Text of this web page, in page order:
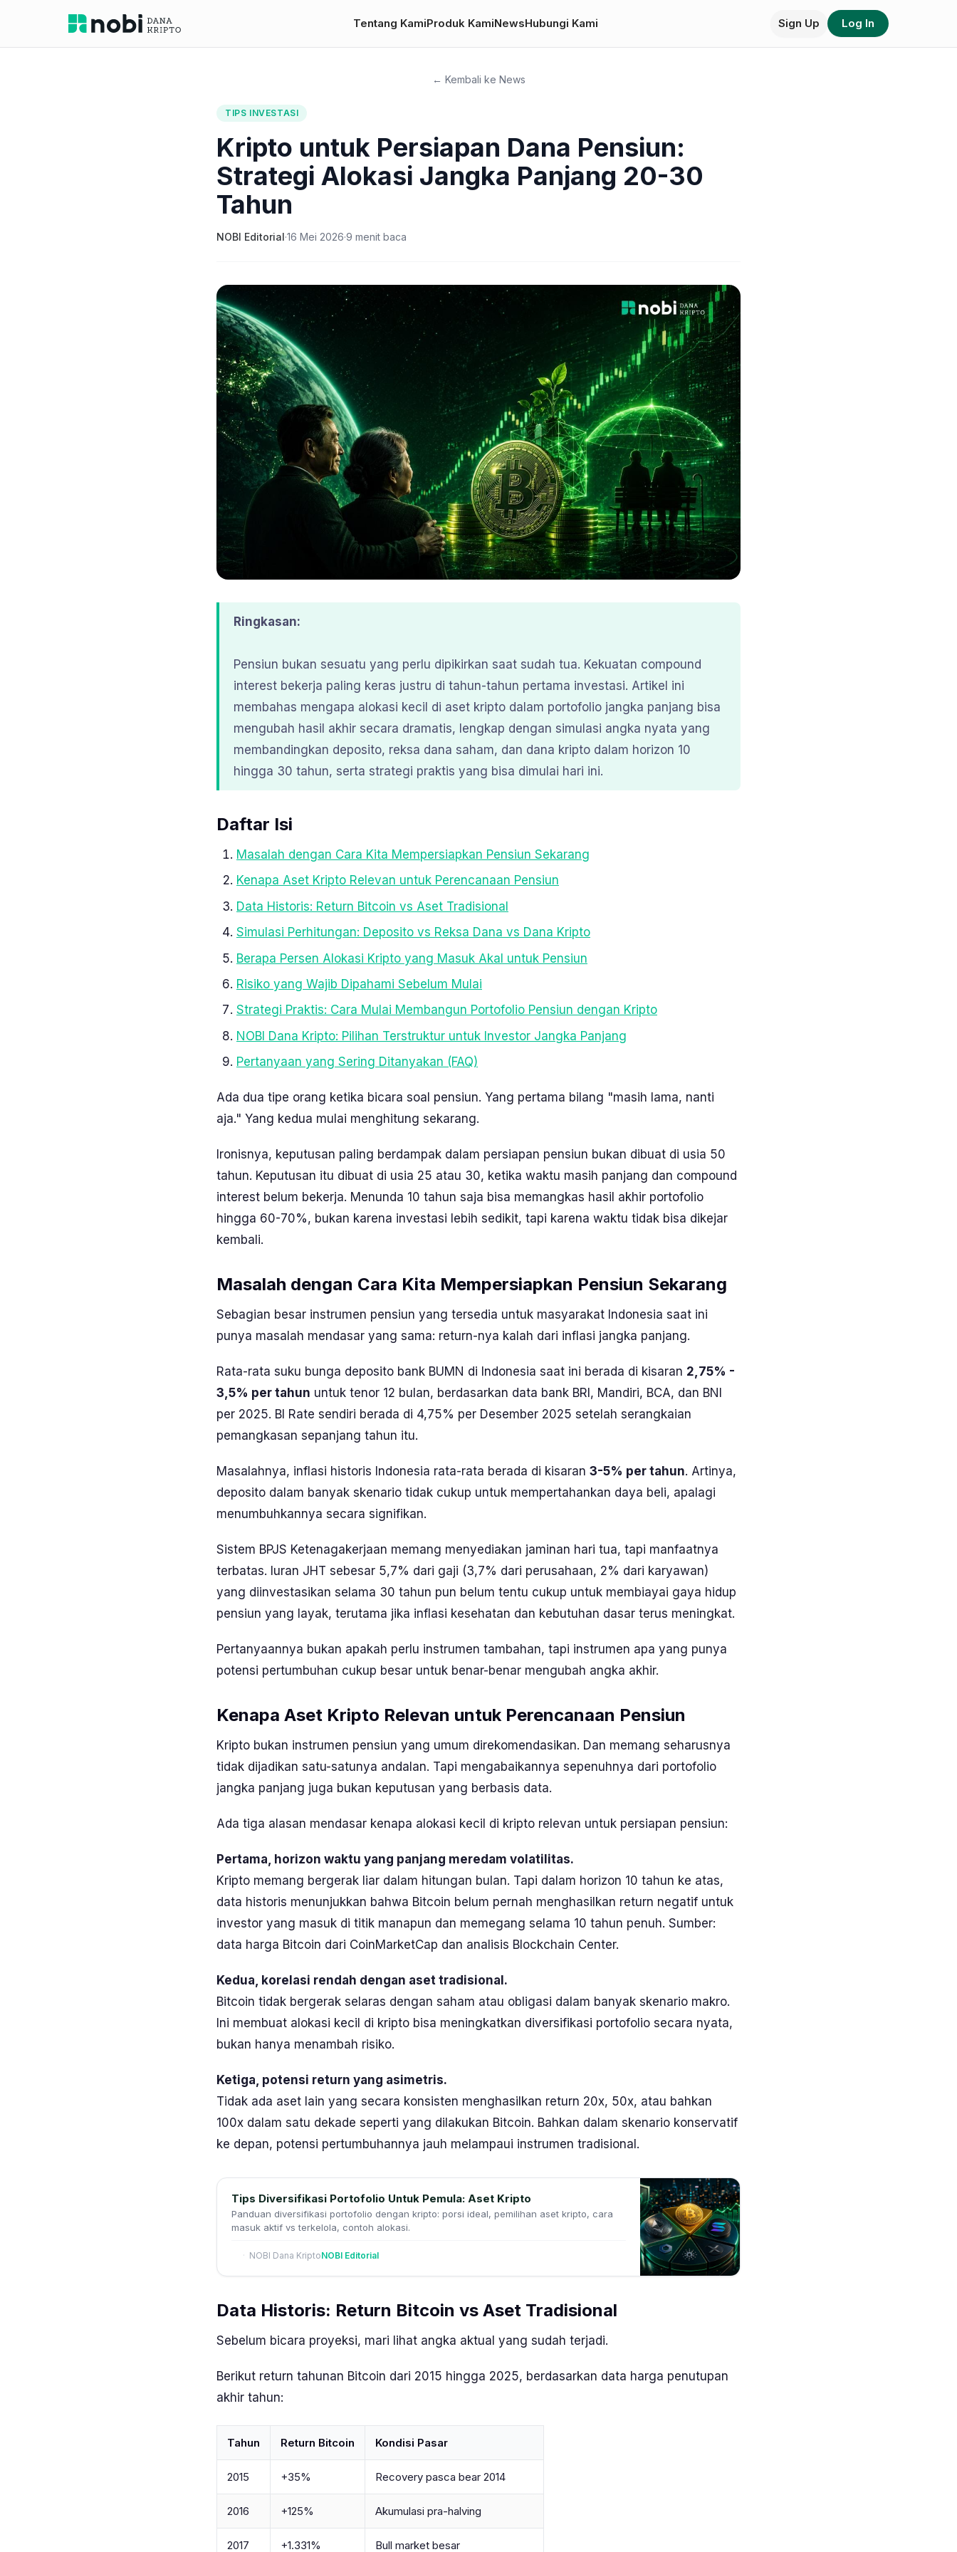
Tentang KamiProduk KamiNewsHubungi Kami Sign Up Log In
← Kembali ke News
TIPS INVESTASI
Kripto untuk Persiapan Dana Pensiun:
Strategi Alokasi Jangka Panjang 20-30
Tahun
NOBI Editorial·16 Mei 2026·9 menit baca
Ringkasan:
Pensiun bukan sesuatu yang perlu dipikirkan saat sudah tua. Kekuatan compound
interest bekerja paling keras justru di tahun-tahun pertama investasi. Artikel ini
membahas mengapa alokasi kecil di aset kripto dalam portofolio jangka panjang bisa
mengubah hasil akhir secara dramatis, lengkap dengan simulasi angka nyata yang
membandingkan deposito, reksa dana saham, dan dana kripto dalam horizon 10
hingga 30 tahun, serta strategi praktis yang bisa dimulai hari ini.
Daftar Isi
Masalah dengan Cara Kita Mempersiapkan Pensiun Sekarang
Kenapa Aset Kripto Relevan untuk Perencanaan Pensiun
Data Historis: Return Bitcoin vs Aset Tradisional
Simulasi Perhitungan: Deposito vs Reksa Dana vs Dana Kripto
Berapa Persen Alokasi Kripto yang Masuk Akal untuk Pensiun
Risiko yang Wajib Dipahami Sebelum Mulai
Strategi Praktis: Cara Mulai Membangun Portofolio Pensiun dengan Kripto
NOBI Dana Kripto: Pilihan Terstruktur untuk Investor Jangka Panjang
Pertanyaan yang Sering Ditanyakan (FAQ)
Ada dua tipe orang ketika bicara soal pensiun. Yang pertama bilang "masih lama, nanti
aja." Yang kedua mulai menghitung sekarang.
Ironisnya, keputusan paling berdampak dalam persiapan pensiun bukan dibuat di usia 50
tahun. Keputusan itu dibuat di usia 25 atau 30, ketika waktu masih panjang dan compound
interest belum bekerja. Menunda 10 tahun saja bisa memangkas hasil akhir portofolio
hingga 60-70%, bukan karena investasi lebih sedikit, tapi karena waktu tidak bisa dikejar
kembali.
Masalah dengan Cara Kita Mempersiapkan Pensiun Sekarang
Sebagian besar instrumen pensiun yang tersedia untuk masyarakat Indonesia saat ini
punya masalah mendasar yang sama: return-nya kalah dari inflasi jangka panjang.
Rata-rata suku bunga deposito bank BUMN di Indonesia saat ini berada di kisaran 2,75% -
3,5% per tahun untuk tenor 12 bulan, berdasarkan data bank BRI, Mandiri, BCA, dan BNI
per 2025. BI Rate sendiri berada di 4,75% per Desember 2025 setelah serangkaian
pemangkasan sepanjang tahun itu.
Masalahnya, inflasi historis Indonesia rata-rata berada di kisaran 3-5% per tahun. Artinya,
deposito dalam banyak skenario tidak cukup untuk mempertahankan daya beli, apalagi
menumbuhkannya secara signifikan.
Sistem BPJS Ketenagakerjaan memang menyediakan jaminan hari tua, tapi manfaatnya
terbatas. Iuran JHT sebesar 5,7% dari gaji (3,7% dari perusahaan, 2% dari karyawan)
yang diinvestasikan selama 30 tahun pun belum tentu cukup untuk membiayai gaya hidup
pensiun yang layak, terutama jika inflasi kesehatan dan kebutuhan dasar terus meningkat.
Pertanyaannya bukan apakah perlu instrumen tambahan, tapi instrumen apa yang punya
potensi pertumbuhan cukup besar untuk benar-benar mengubah angka akhir.
Kenapa Aset Kripto Relevan untuk Perencanaan Pensiun
Kripto bukan instrumen pensiun yang umum direkomendasikan. Dan memang seharusnya
tidak dijadikan satu-satunya andalan. Tapi mengabaikannya sepenuhnya dari portofolio
jangka panjang juga bukan keputusan yang berbasis data.
Ada tiga alasan mendasar kenapa alokasi kecil di kripto relevan untuk persiapan pensiun:
Pertama, horizon waktu yang panjang meredam volatilitas.
Kripto memang bergerak liar dalam hitungan bulan. Tapi dalam horizon 10 tahun ke atas,
data historis menunjukkan bahwa Bitcoin belum pernah menghasilkan return negatif untuk
investor yang masuk di titik manapun dan memegang selama 10 tahun penuh. Sumber:
data harga Bitcoin dari CoinMarketCap dan analisis Blockchain Center.
Kedua, korelasi rendah dengan aset tradisional.
Bitcoin tidak bergerak selaras dengan saham atau obligasi dalam banyak skenario makro.
Ini membuat alokasi kecil di kripto bisa meningkatkan diversifikasi portofolio secara nyata,
bukan hanya menambah risiko.
Ketiga, potensi return yang asimetris.
Tidak ada aset lain yang secara konsisten menghasilkan return 20x, 50x, atau bahkan
100x dalam satu dekade seperti yang dilakukan Bitcoin. Bahkan dalam skenario konservatif
ke depan, potensi pertumbuhannya jauh melampaui instrumen tradisional.
Tips Diversifikasi Portofolio Untuk Pemula: Aset Kripto
Panduan diversifikasi portofolio dengan kripto: porsi ideal, pemilihan aset kripto, cara
masuk aktif vs terkelola, contoh alokasi.
NOBI Dana KriptoNOBI Editorial
Data Historis: Return Bitcoin vs Aset Tradisional
Sebelum bicara proyeksi, mari lihat angka aktual yang sudah terjadi.
Berikut return tahunan Bitcoin dari 2015 hingga 2025, berdasarkan data harga penutupan
akhir tahun:
Tahun Return Bitcoin Kondisi Pasar
2015 +35% Recovery pasca bear 2014
2016 +125% Akumulasi pra-halving
2017 +1.331% Bull market besar